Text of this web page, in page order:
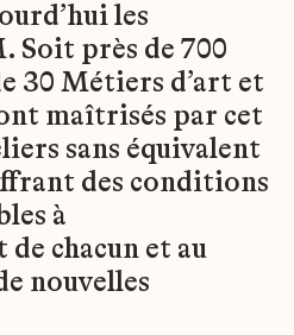
les
Soit près de 700
30 Métiers d’art et
maîtrisés par cet
sans équivalent
des conditions
à
de chacun et au
nouvelles